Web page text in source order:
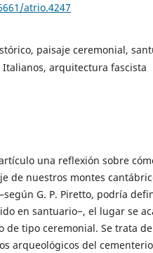
atrio.4247
paisaje ceremonial,
arquitectura fascista
una reflexión sobre
de nuestros montes
G. P. Piretto, podría
en santuario−, el lugar se
de tipo ceremonial. Se trata
arqueológicos del